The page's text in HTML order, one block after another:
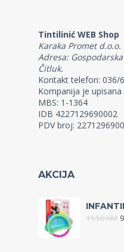
Tintilinić WEB Shop
Karaka Promet d.o.o.
Adresa:
Čitluk.
Kontakt telefon: 036/
Kompanija je
MBS: 1-1364
IDB 4227129690002
PDV broj:
AKCIJA
11.50KM